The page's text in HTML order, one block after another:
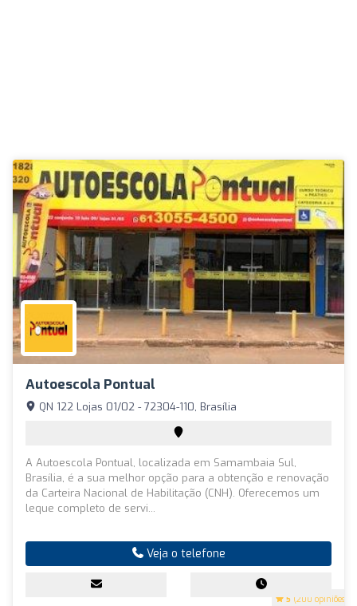
Autoescola Pontual
5 (200 opiniões)
QN 122 Lojas 01/02 - 72304-110, Brasília
A Autoescola Pontual, localizada em Samambaia Sul,
Brasília, é a sua melhor opção para a obtenção e renovação
da Carteira Nacional de Habilitação (CNH). Oferecemos um
leque completo de servi...
Veja o telefone